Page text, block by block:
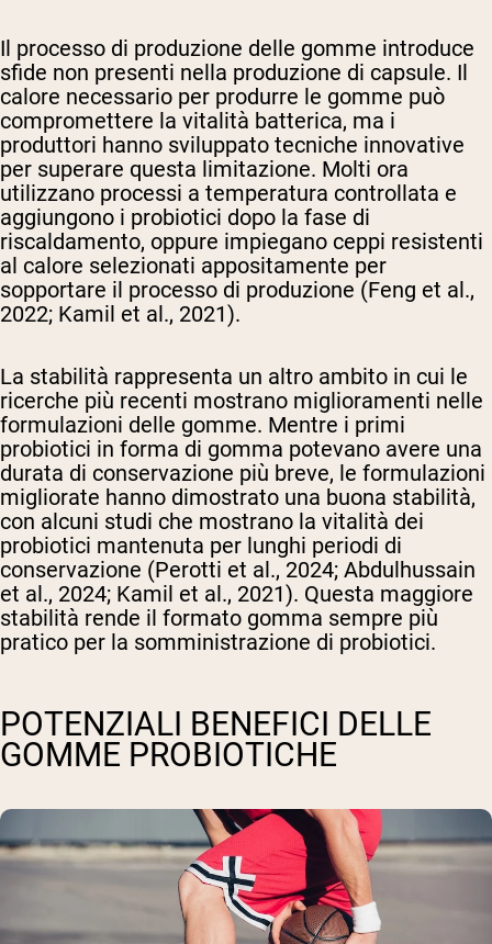
Il processo di produzione delle gomme introduce
sfide non presenti nella produzione di capsule. Il
calore necessario per produrre le gomme può
compromettere la vitalità batterica, ma i
produttori hanno sviluppato tecniche innovative
per superare questa limitazione. Molti ora
utilizzano processi a temperatura controllata e
aggiungono i probiotici dopo la fase di
riscaldamento, oppure impiegano ceppi resistenti
al calore selezionati appositamente per
sopportare il processo di produzione (Feng et al.,
2022; Kamil et al., 2021).
La stabilità rappresenta un altro ambito in cui le
ricerche più recenti mostrano miglioramenti nelle
formulazioni delle gomme. Mentre i primi
probiotici in forma di gomma potevano avere una
durata di conservazione più breve, le formulazioni
migliorate hanno dimostrato una buona stabilità,
con alcuni studi che mostrano la vitalità dei
probiotici mantenuta per lunghi periodi di
conservazione (Perotti et al., 2024; Abdulhussain
et al., 2024; Kamil et al., 2021). Questa maggiore
stabilità rende il formato gomma sempre più
pratico per la somministrazione di probiotici.
POTENZIALI BENEFICI DELLE
GOMME PROBIOTICHE